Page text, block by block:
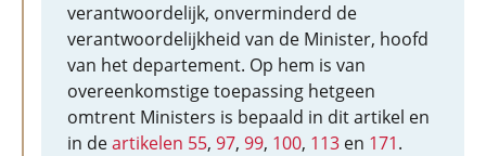
verantwoordelijk, onverminderd de
verantwoordelijkheid van de Minister, hoofd
van het departement. Op hem is van
overeenkomstige toepassing hetgeen
omtrent Ministers is bepaald in dit artikel en
in deartikelen 55, 97, 99, 100, 113 en 171.